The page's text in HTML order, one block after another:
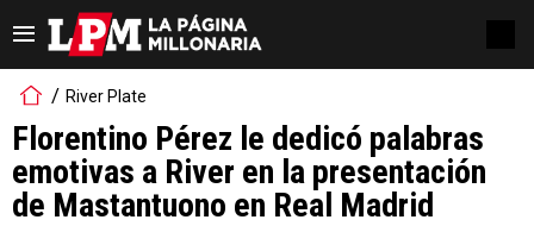
River Plate
Florentino Pérez le dedicó palabras
emotivas a River en la presentación
de Mastantuono en Real Madrid